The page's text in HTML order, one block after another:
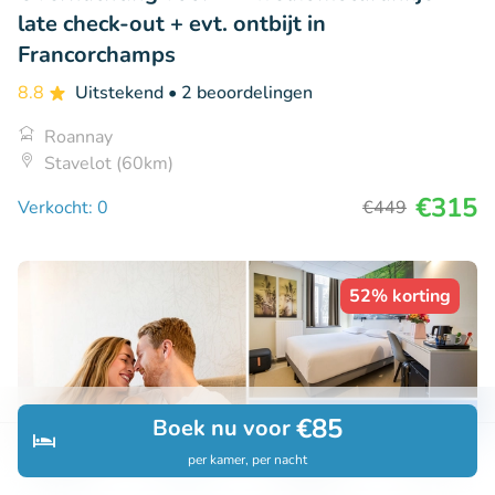
Zoeken Boekingen
Boek nu voor€85
per kamer, per nacht
late check-out + evt. ontbijt in
Francorchamps
8.8 Uitstekend • 2 beoordelingen
Roannay
Stavelot (60km)
Verkocht: 0
€449 €315
52% korting